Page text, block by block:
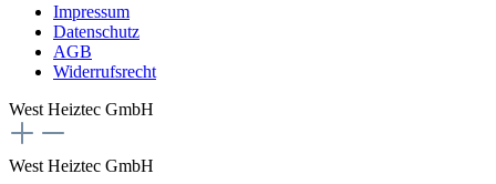
Impressum
Datenschutz
AGB
Widerrufsrecht
West Heiztec GmbH
West Heiztec GmbH